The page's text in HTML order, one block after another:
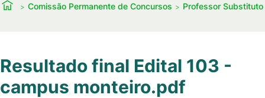
Comissão Permanente de Concursos Professor Substituto
Resultado final Edital 103 -
campus monteiro.pdf